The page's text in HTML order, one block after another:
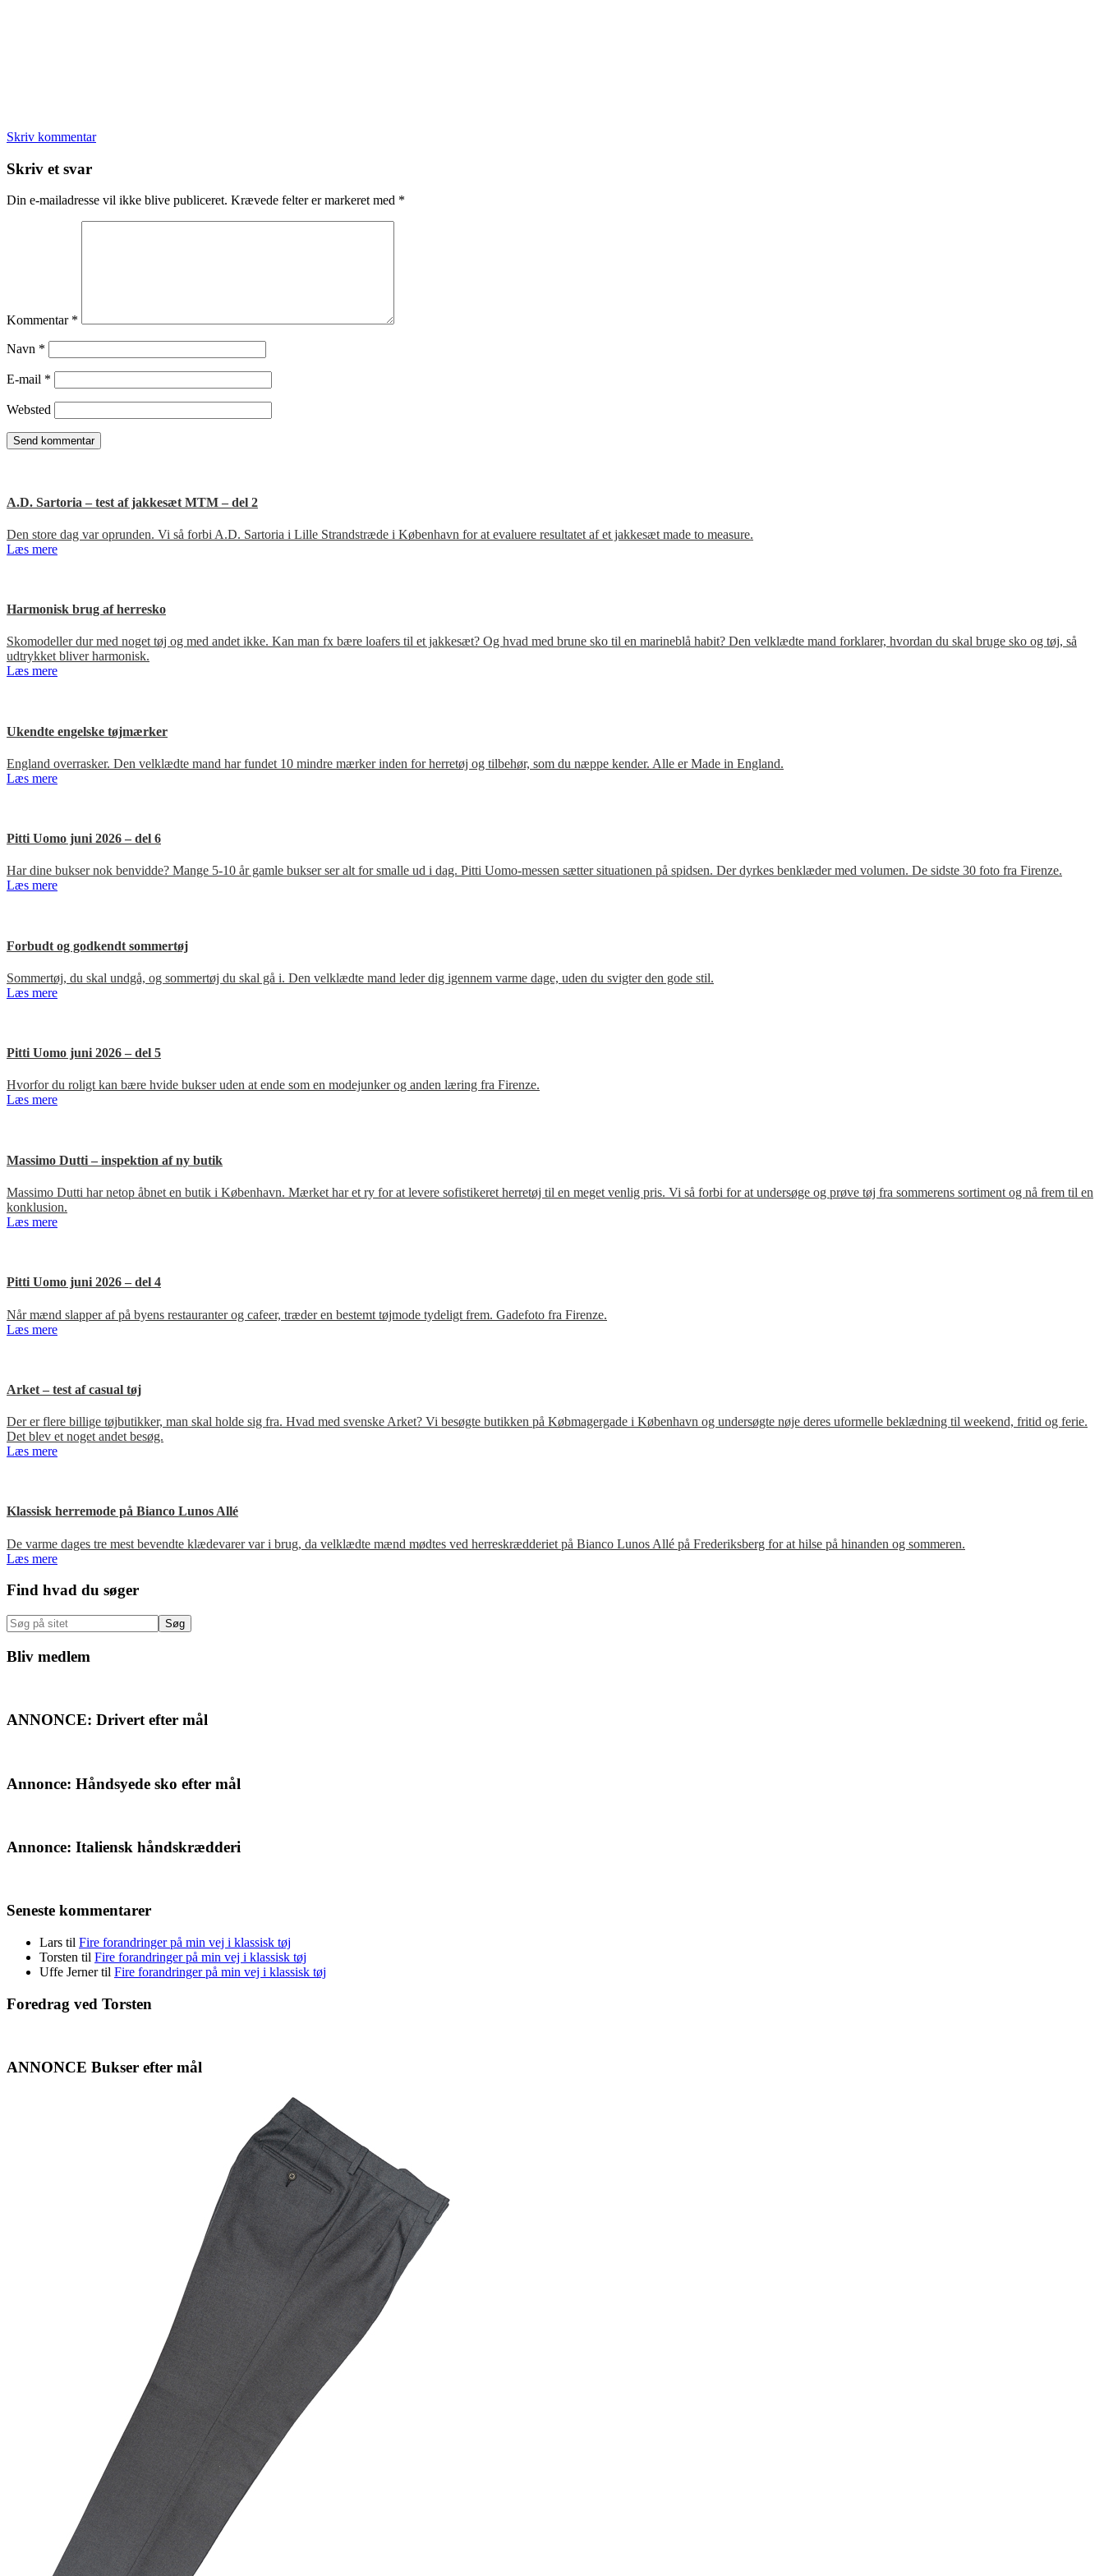
Skriv kommentar
Læserinteraktioner
Skriv et svar
Din e-mailadresse vil ikke blive publiceret. Krævede felter er markeret med *
Kommentar *
Navn *
E-mail *
Websted
A.D. Sartoria – test af jakkesæt MTM – del 2
Den store dag var oprunden. Vi så forbi A.D. Sartoria i Lille Strandstræde i København for at evaluere resultatet af et jakkesæt made to measure.
Læs mere
Harmonisk brug af herresko
Skomodeller dur med noget tøj og med andet ikke. Kan man fx bære loafers til et jakkesæt? Og hvad med brune sko til en marineblå habit? Den velklædte mand forklarer, hvordan du skal bruge sko og tøj, så
udtrykket bliver harmonisk.
Læs mere
Ukendte engelske tøjmærker
England overrasker. Den velklædte mand har fundet 10 mindre mærker inden for herretøj og tilbehør, som du næppe kender. Alle er Made in England.
Læs mere
Pitti Uomo juni 2026 – del 6
Har dine bukser nok benvidde? Mange 5-10 år gamle bukser ser alt for smalle ud i dag. Pitti Uomo-messen sætter situationen på spidsen. Der dyrkes benklæder med volumen. De sidste 30 foto fra Firenze.
Læs mere
Forbudt og godkendt sommertøj
Sommertøj, du skal undgå, og sommertøj du skal gå i. Den velklædte mand leder dig igennem varme dage, uden du svigter den gode stil.
Læs mere
Pitti Uomo juni 2026 – del 5
Hvorfor du roligt kan bære hvide bukser uden at ende som en modejunker og anden læring fra Firenze.
Læs mere
Massimo Dutti – inspektion af ny butik
Massimo Dutti har netop åbnet en butik i København. Mærket har et ry for at levere sofistikeret herretøj til en meget venlig pris. Vi så forbi for at undersøge og prøve tøj fra sommerens sortiment og nå frem til en
konklusion.
Læs mere
Pitti Uomo juni 2026 – del 4
Når mænd slapper af på byens restauranter og cafeer, træder en bestemt tøjmode tydeligt frem. Gadefoto fra Firenze.
Læs mere
Arket – test af casual tøj
Der er flere billige tøjbutikker, man skal holde sig fra. Hvad med svenske Arket? Vi besøgte butikken på Købmagergade i København og undersøgte nøje deres uformelle beklædning til weekend, fritid og ferie.
Det blev et noget andet besøg.
Læs mere
Klassisk herremode på Bianco Lunos Allé
De varme dages tre mest bevendte klædevarer var i brug, da velklædte mænd mødtes ved herreskrædderiet på Bianco Lunos Allé på Frederiksberg for at hilse på hinanden og sommeren.
Læs mere
Primær
Sidebar
Find hvad du søger
Søg
på
sitet
Bliv medlem
ANNONCE: Drivert efter mål
Annonce: Håndsyede sko efter mål
Annonce: Italiensk håndskrædderi
Seneste kommentarer
Lars til Fire forandringer på min vej i klassisk tøj
Torsten til Fire forandringer på min vej i klassisk tøj
Uffe Jernertil Fire forandringer på min vej i klassisk tøj
Foredrag ved Torsten
ANNONCE Bukser efter mål